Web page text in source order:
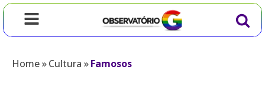
Home»Cultura »Famosos